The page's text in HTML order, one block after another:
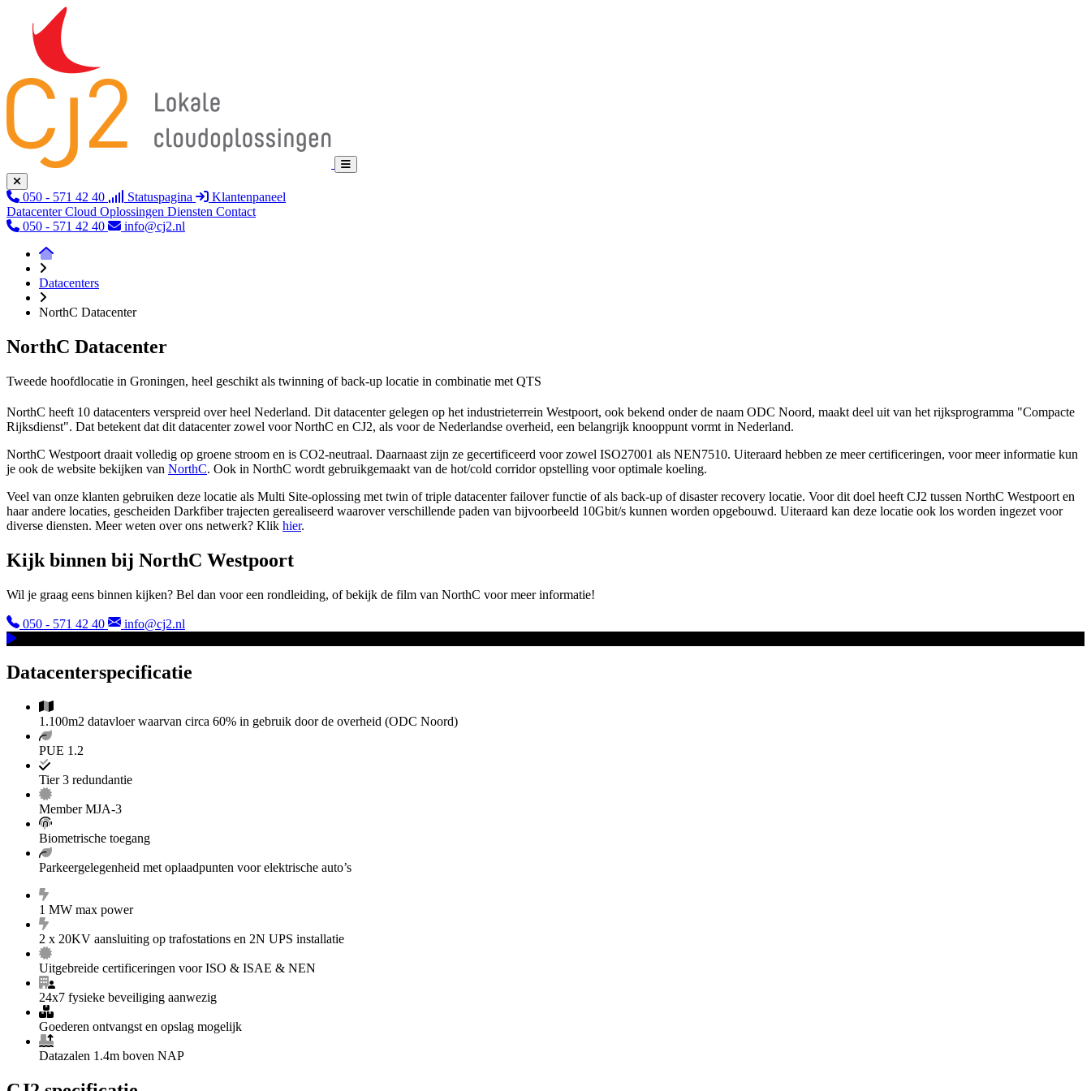
050 - 571 42 40 Statuspagina
Klantenpaneel
Datacenter Cloud Oplossingen Diensten Contact
050 - 571 42 40
info@cj2.nl
Datacenters
NorthC Datacenter
NorthC Datacenter
Tweede hoofdlocatie in Groningen, heel geschikt als twinning of back-up locatie in combinatie met QTS
NorthC heeft 10 datacenters verspreid over heel Nederland. Dit datacenter gelegen op het industrieterrein Westpoort, ook bekend onder de naam ODC Noord, maakt deel uit van het rijksprogramma "Compacte
Rijksdienst". Dat betekent dat dit datacenter zowel voor NorthC en CJ2, als voor de Nederlandse overheid, een belangrijk knooppunt vormt in Nederland.
NorthC Westpoort draait volledig op groene stroom en is CO2-neutraal. Daarnaast zijn ze gecertificeerd voor zowel ISO27001 als NEN7510. Uiteraard hebben ze meer certificeringen, voor meer informatie kun
je ook de website bekijken van NorthC. Ook in NorthC wordt gebruikgemaakt van de hot/cold corridor opstelling voor optimale koeling.
Veel van onze klanten gebruiken deze locatie als Multi Site-oplossing met twin of triple datacenter failover functie of als back-up of disaster recovery locatie. Voor dit doel heeft CJ2 tussen NorthC Westpoort en
haar andere locaties, gescheiden Darkfiber trajecten gerealiseerd waarover verschillende paden van bijvoorbeeld 10Gbit/s kunnen worden opgebouwd. Uiteraard kan deze locatie ook los worden ingezet voor
diverse diensten. Meer weten over ons netwerk? Klik hier.
Kijk binnen bij NorthC Westpoort
Wil je graag eens binnen kijken? Bel dan voor een rondleiding, of bekijk de film van NorthC voor meer informatie!
050 - 571 42 40 info@cj2.nl
Datacenterspecificatie
1.100m2 datavloer waarvan circa 60% in gebruik door de overheid (ODC Noord)
PUE 1.2
Tier 3 redundantie
Member MJA-3
Biometrische toegang
Parkeergelegenheid met oplaadpunten voor elektrische auto’s
1 MW max power
2 x 20KV aansluiting op trafostations en 2N UPS installatie
Uitgebreide certificeringen voor ISO & ISAE & NEN
24x7 fysieke beveiliging aanwezig
Goederen ontvangst en opslag mogelijk
Datazalen 1.4m boven NAP